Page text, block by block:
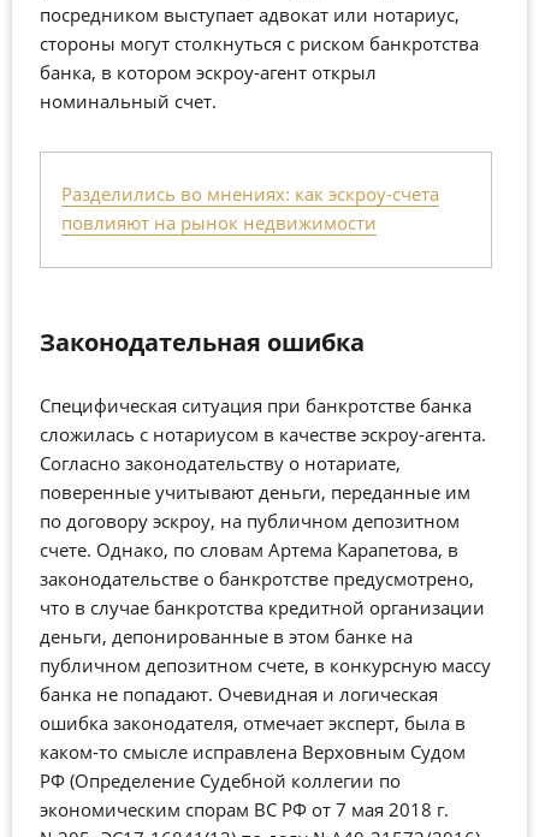
посредником выступает адвокат или нотариус,
стороны могут столкнуться с риском банкротства
банка, в котором эскроу-агент открыл
номинальный счет.
Разделились во мнениях: как эскроу-счета
повлияют на рынок недвижимости
Законодательная ошибка
Специфическая ситуация при банкротстве банка
сложилась с нотариусом в качестве эскроу-агента.
Согласно законодательству о нотариате,
поверенные учитывают деньги, переданные им
по договору эскроу, на публичном депозитном
счете. Однако, по словам Артема Карапетова, в
законодательстве о банкротстве предусмотрено,
что в случае банкротства кредитной организации
деньги, депонированные в этом банке на
публичном депозитном счете, в конкурсную массу
банка не попадают. Очевидная и логическая
ошибка законодателя, отмечает эксперт, была в
каком-то смысле исправлена Верховным Судом
РФ (Определение Судебной коллегии по
экономическим спорам ВС РФ от 7 мая 2018 г.